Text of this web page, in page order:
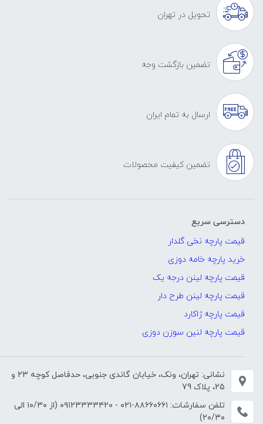
تحویل در تهران
تضمین بازگشت وجه
ارسال به تمام ایران
تضمین کیفیت محصولات
دسترسی سریع
قیمت پارچه نخی گلدار
خرید پارچه خامه دوزی
قیمت پارچه لینن درجه یک
قیمت پارچه لینن طرح دار
قیمت پارچه ژاکارد
قیمت پارچه لنین سوزن دوزی
نشانی: تهران، ونک، خیابان گاندی جنوبی، حدفاصل کوچه 23 و
25، پلاک 79
تلفن سفارشات: ۸۸۶۶۰۶۶۱-۰۲۱ - ۰۹۱۲۳۳۳۳۴۲۰
(از ۱۰/۳۰ الی
۲۰/۳۰)